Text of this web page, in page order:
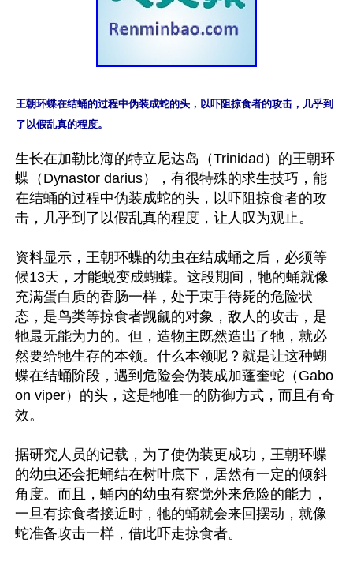
王朝环蝶在结蛹的过程中伪装成蛇的头，以吓阻掠食者的攻击，几乎到
了以假乱真的程度。
生长在加勒比海的特立尼达岛（Trinidad）的王朝环
蝶（Dynastor darius），有很特殊的求生技巧，能
在结蛹的过程中伪装成蛇的头，以吓阻掠食者的攻
击，几乎到了以假乱真的程度，让人叹为观止。
资料显示，王朝环蝶的幼虫在结成蛹之后，必须等
候13天，才能蜕变成蝴蝶。这段期间，牠的蛹就像
充满蛋白质的香肠一样，处于束手待毙的危险状
态，是鸟类等掠食者觊觎的对象，敌人的攻击，是
牠最无能为力的。但，造物主既然造出了牠，就必
然要给牠生存的本领。什么本领呢？就是让这种蝴
蝶在结蛹阶段，遇到危险会伪装成加蓬奎蛇（Gabo
on viper）的头，这是牠唯一的防御方式，而且有奇
效。
据研究人员的记载，为了使伪装更成功，王朝环蝶
的幼虫还会把蛹结在树叶底下，居然有一定的倾斜
角度。而且，蛹内的幼虫有察觉外来危险的能力，
一旦有掠食者接近时，牠的蛹就会来回摆动，就像